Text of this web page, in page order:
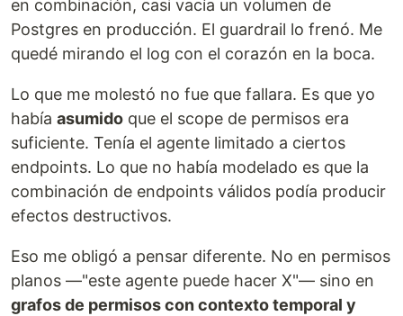
en combinación, casi vacía un volumen de
Postgres en producción. El guardrail lo frenó. Me
quedé mirando el log con el corazón en la boca.
Lo que me molestó no fue que fallara. Es que yo
había asumido que el scope de permisos era
suficiente. Tenía el agente limitado a ciertos
endpoints. Lo que no había modelado es que la
combinación de endpoints válidos podía producir
efectos destructivos.
Eso me obligó a pensar diferente. No en permisos
planos —"este agente puede hacer X"— sino en
grafos de permisos con contexto temporal y